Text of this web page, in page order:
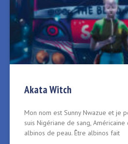
Akata Witch
Mon nom est Sunny Nwazue et je
suis Nigériane de sang, Américaine
albinos de peau. Être albinos fait